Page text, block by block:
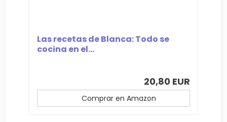
Las recetas de Blanca: Todo se
cocina en el...
20,80 EUR
Comprar en Amazon